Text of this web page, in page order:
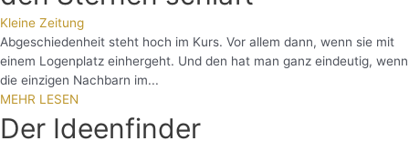
Kleine Zeitung
Abgeschiedenheit steht hoch im Kurs. Vor allem dann, wenn sie mit
einem Logenplatz einhergeht. Und den hat man ganz eindeutig, wenn
die einzigen Nachbarn im...
MEHR LESEN
Der Ideenfinder